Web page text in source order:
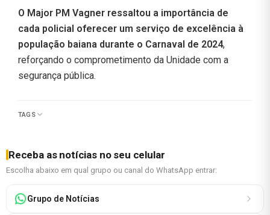
O Major PM Vagner ressaltou a importância de
cada policial oferecer um serviço de excelência à
população baiana durante o Carnaval de 2024,
reforçando o comprometimento da Unidade com a
segurança pública.
TAGS
Receba as notícias no seu celular
Escolha abaixo em qual grupo ou canal do WhatsApp entrar:
Grupo de Notícias